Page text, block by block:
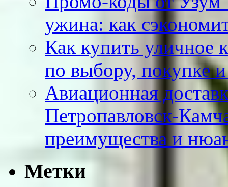
ужина: как
Как купить уличное
по выбору, покупке
Авиационная
Петропавловск-
преимущества и
Метки